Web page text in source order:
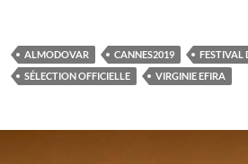
ALMODOVAR CANNES2019 FESTIVAL
SÉLECTION OFFICIELLE
VIRGINIE EFIRA